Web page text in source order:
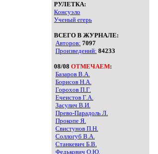
РУЛЕТКА:
Консуэло
Ученый егерь
ВСЕГО В ЖУРНАЛЕ:
Авторов: 7097
Произведений: 84233
08/08 ОТМЕЧАЕМ:
Базаров В.А.
Борисов Н.А.
Горохов П.Г.
Ечеистов Г.А.
Засулич В.И.
Прево-Парадоль Л.
Прокопе Я.
Свистунов П.Н.
Соллогуб В.А.
Станкевич Б.В.
Федькович О.Ю.